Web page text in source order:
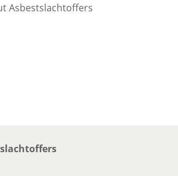
Asbestslachtoffers